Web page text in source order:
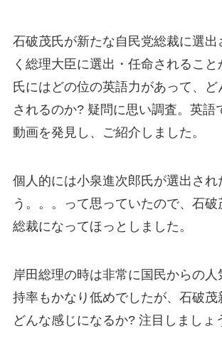
石破茂氏が新たな自民党総裁に選出
く総理大臣に選出・任命されるこ
氏にはどの位の英語力があって、
されるのか? 疑問に思い調査。英語
動画を発見し、ご紹介しました。
個人的には小泉進次郎氏が選出され
う。。。って思っていたので、石破
総裁になってほっとしました。
岸田総理の時は非常に国民からの人
持率もかなり低めでしたが、石破茂
どんな感じになるか? 注目しまし